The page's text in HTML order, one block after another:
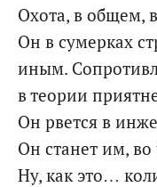
Охота, в общем,
Он в сумерках
иным.
в теории
Он рвется в
Он станет им, во
Ну, как это…